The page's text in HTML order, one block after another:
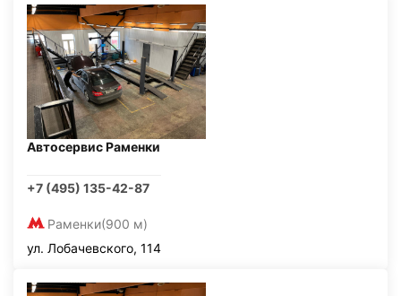
Автосервис Раменки
+7 (495) 135-42-87
Раменки(900 м)
ул. Лобачевского, 114